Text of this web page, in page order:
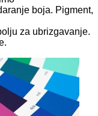
boja. Pigment,
za ubrizgavanje.